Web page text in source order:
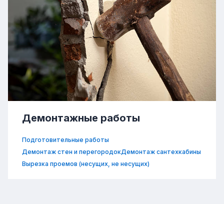
Демонтажные работы
Подготовительные работы
Демонтаж стен и перегородокДемонтаж сантехкабины
Вырезка проемов (несущих, не несущих)